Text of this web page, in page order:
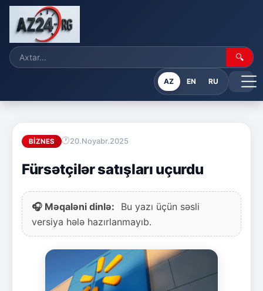
🔍
AZ EN RU
BIZNES 20.Noyabr.2025
Fürsətçilər satışları uçurdu
🎧 Məqaləni dinlə:
Bu yazı üçün səsli
versiya hələ hazırlanmayıb.